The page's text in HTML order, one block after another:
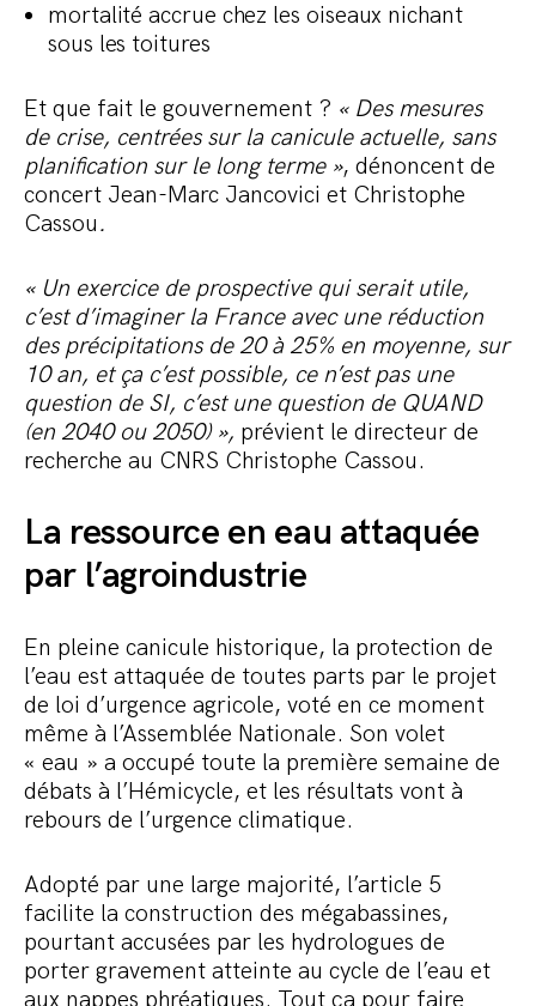
mortalité accrue chez les oiseaux nichant
sous les toitures
Et que fait le gouvernement ? « Des mesures
de crise, centrées sur la canicule actuelle, sans
planification sur le long terme », dénoncent de
concert Jean-Marc Jancovici et Christophe
Cassou.
« Un exercice de prospective qui serait utile,
c’est d’imaginer la France avec une réduction
des précipitations de 20 à 25% en moyenne, sur
10 an, et ça c’est possible, ce n’est pas une
question de SI, c’est une question de QUAND
(en 2040 ou 2050) », prévient le directeur de
recherche au CNRS Christophe Cassou.
La ressource en eau attaquée
par l’agroindustrie
En pleine canicule historique, la protection de
l’eau est attaquée de toutes parts par le projet
de loi d’urgence agricole, voté en ce moment
même à l’Assemblée Nationale. Son volet
« eau » a occupé toute la première semaine de
débats à l’Hémicycle, et les résultats vont à
rebours de l’urgence climatique.
Adopté par une large majorité, l’article 5
facilite la construction des mégabassines,
pourtant accusées par les hydrologues de
porter gravement atteinte au cycle de l’eau et